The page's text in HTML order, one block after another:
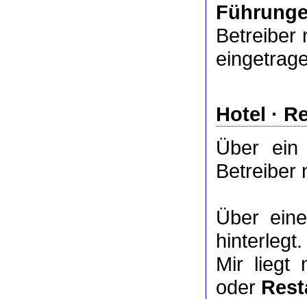
Betreiber
Hotel ·
Über
Betreiber
Über
hinterlegt.
Mir liegt
oder